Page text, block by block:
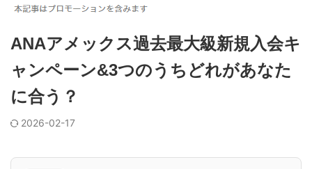
ANAアメックス過去最大級新規入会キ
ャンペーン&3つのうちどれがあなた
に合う？
2026-02-17